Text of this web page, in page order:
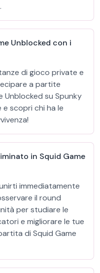
Unblocked con i
di gioco private e
a partite
Unblocked su Spunky
e scopri chi ha le
in Squid Game
immediatamente
il round
per studiare le
e migliorare le tue
di Squid Game